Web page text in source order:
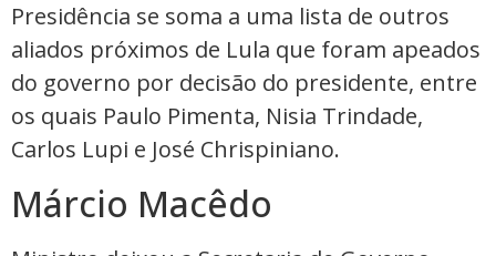
Presidência se soma a uma lista de outros
aliados próximos de Lula que foram apeados
do governo por decisão do presidente, entre
os quais Paulo Pimenta, Nisia Trindade,
Carlos Lupi e José Chrispiniano.
Márcio Macêdo